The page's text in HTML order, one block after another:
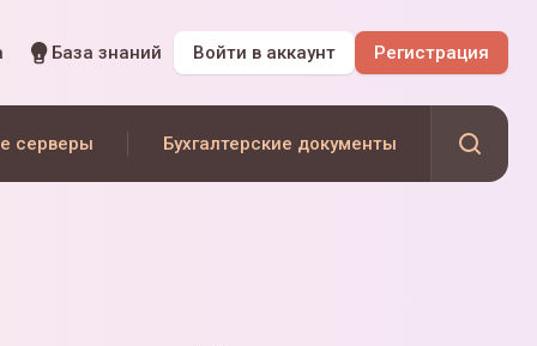
База знаний Войти в аккаунт Регистрация
серверы Бухгалтерские документы